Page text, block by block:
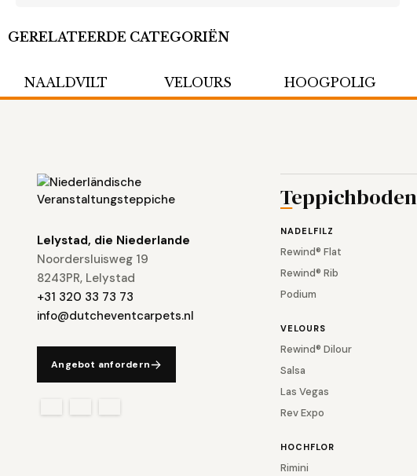
GERELATEERDE CATEGORIËN
NAALDVILT VELOURS HOOGPOLIG
Lelystad, die Niederlande
Noordersluisweg 19
8243PR, Lelystad
+31 320 33 73 73
info@dutcheventcarpets.nl
Angebot anfordern
Teppichboden
NADELFILZ
Rewind® Flat
Rewind® Rib
Podium
VELOURS
Rewind® Dilour
Salsa
Las Vegas
Rev Expo
HOCHFLOR
Rimini